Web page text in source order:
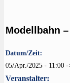
Modellbahn
Datum/Zeit:
05/Apr./2025 - 11:00
Veranstalter: